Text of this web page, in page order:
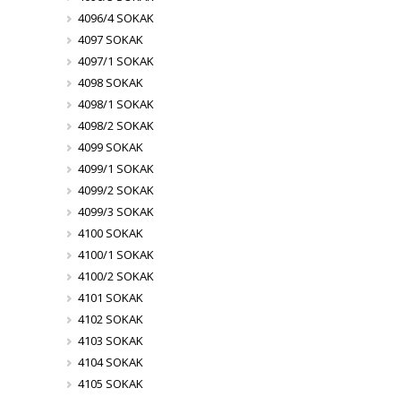
4096/4 SOKAK
4097 SOKAK
4097/1 SOKAK
4098 SOKAK
4098/1 SOKAK
4098/2 SOKAK
4099 SOKAK
4099/1 SOKAK
4099/2 SOKAK
4099/3 SOKAK
4100 SOKAK
4100/1 SOKAK
4100/2 SOKAK
4101 SOKAK
4102 SOKAK
4103 SOKAK
4104 SOKAK
4105 SOKAK